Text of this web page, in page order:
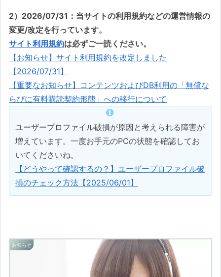
2）2026/07/31：当サイトの利用規約などの運営情報の
変更/改定を行っています。
サイト利用規約は必ずご一読ください。
【お知らせ】サイト利用規約を改定しました
【2026/07/31】
【重要なお知らせ】コンテンツおよびDB利用の「無償な
らびに有料購読契約形態」への移行について
ユーザープロファイル破損が原因と考えられる障害が
増えています。一度お手元のPCの状態を確認してお
いてくださいね。
【どうやって確認するの？】ユーザープロファイル破
損のチェック方法【2025/06/01】
お知らせ